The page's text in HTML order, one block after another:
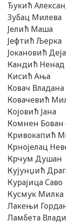
Ђукић
Зубац Милева
Јелић Маша
Јефтић Љерка
Јокановић
Кандић
Кисић Ања
Ковач Владана
Ковачевић
Којовић Јана
Комнен Бован
Кривокапић
Крнојелац
Крчум Душан
Кујунџић
Курајица Саво
Кусмук Милка
Лакењи
Ламбета